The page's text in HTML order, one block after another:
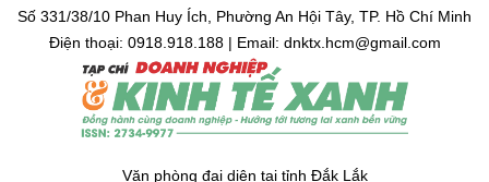
Số 331/38/10 Phan Huy Ích, Phường An Hội Tây, TP. Hồ Chí Minh
Điện thoại: 0918.918.188 | Email: dnktx.hcm@gmail.com
Văn phòng đại diện tại tỉnh Đắk Lắk